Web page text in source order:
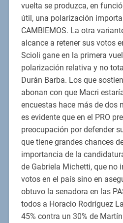
vuelta se produzca, en
útil, una polarización
CAMBIEMOS. La otra
alcance a retener sus votos
Scioli gane en la primera
polarización relativa y no
Durán Barba. Los que
abonan con que Macri
encuestas hace más de dos
es evidente que en el PRO
preocupación por defender
que tiene grandes chances
importancia de la
de Gabriela Michetti, que no
votos en el país sino en
obtuvo la senadora en las
todos a Horacio Rodríguez
45% contra un 30% de